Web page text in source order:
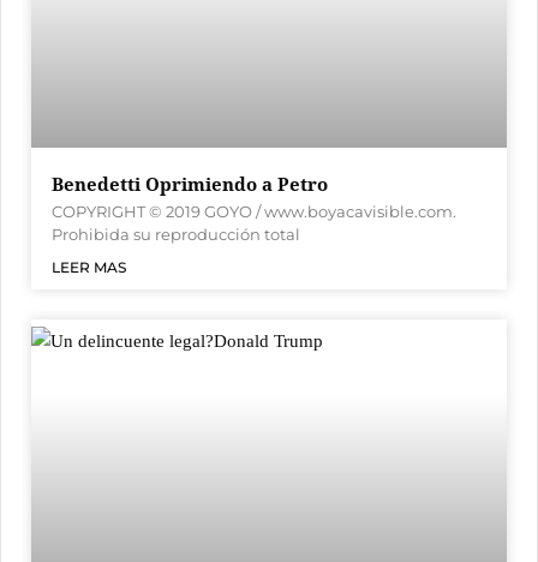
Benedetti Oprimiendo a Petro
COPYRIGHT © 2019 GOYO / www.boyacavisible.com.
Prohibida su reproducción total
LEER MAS